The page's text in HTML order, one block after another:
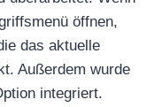
öffnen,
das aktuelle
Außerdem wurde
integriert.